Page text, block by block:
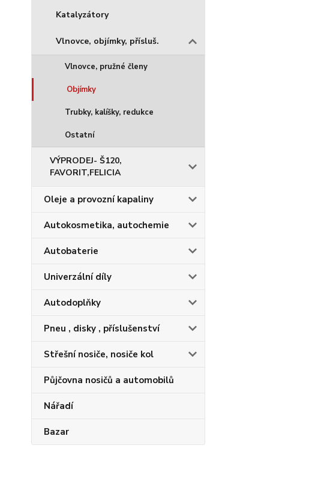
Katalyzátory
Vlnovce, objímky, přísluš.
Vlnovce, pružné členy
Objímky
Trubky, kalíšky, redukce
Ostatní
VÝPRODEJ- Š120,
FAVORIT,FELICIA
Oleje a provozní kapaliny
Autokosmetika, autochemie
Autobaterie
Univerzální díly
Autodoplňky
Pneu , disky , příslušenství
Střešní nosiče, nosiče kol
Půjčovna nosičů a automobilů
Nářadí
Bazar